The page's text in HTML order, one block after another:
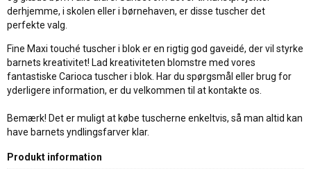
derhjemme, i skolen eller i børnehaven, er disse tuscher det
perfekte valg.
Fine Maxi touché tuscher i blok er en rigtig god gaveidé, der vil styrke
barnets kreativitet! Lad kreativiteten blomstre med vores
fantastiske Carioca tuscher i blok. Har du spørgsmål eller brug for
yderligere information, er du velkommen til at kontakte os.
Bemærk! Det er muligt at købe tuscherne enkeltvis, så man altid kan
have barnets yndlingsfarver klar.
Produkt information